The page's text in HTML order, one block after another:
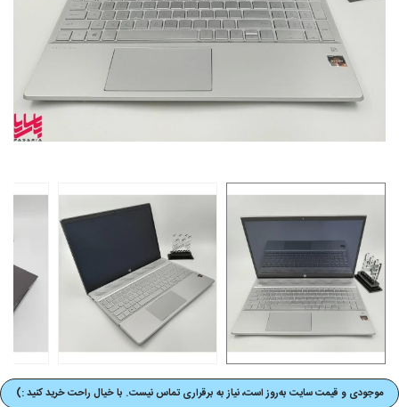
موجودی و قیمت‌ سایت به‌روز است، نیاز به برقراری تماس نیست. با خیال راحت خرید کنید :)